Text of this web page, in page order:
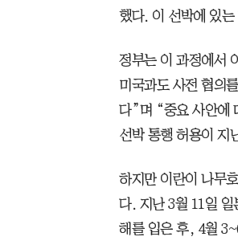
했다. 이 선박에 있
정부는 이 과정에서
미국과도 사전 협의
다”며 “중요 사안에
선박 통행 허용이 지
하지만 이란이 나무
다. 지난 3월 11일 일
해를 입은 후, 4월